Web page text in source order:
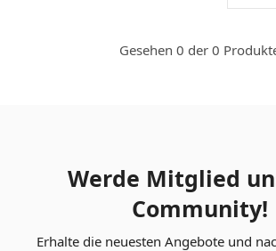
Gesehen 0 der 0
Werde Mitglied
Community!
Erhalte die neuesten Angebote und